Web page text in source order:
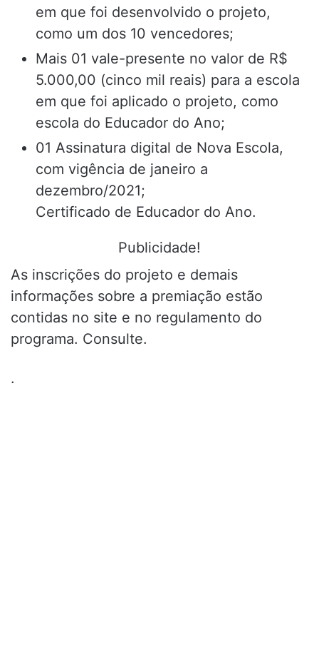
em que foi desenvolvido o projeto,
como um dos 10 vencedores;
Mais 01 vale-presente no valor de R$
5.000,00 (cinco mil reais) para a escola
em que foi aplicado o projeto, como
escola do Educador do Ano;
01 Assinatura digital de Nova Escola,
com vigência de janeiro a
dezembro/2021;
Certificado de Educador do Ano.
Publicidade!
As inscrições do projeto e demais
informações sobre a premiação estão
contidas no site e no regulamento do
programa. Consulte.
.